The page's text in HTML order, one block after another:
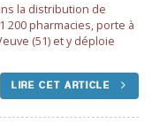
la distribution de
200 pharmacies, porte à
(51) et y déploie
LIRE CET ARTICLE